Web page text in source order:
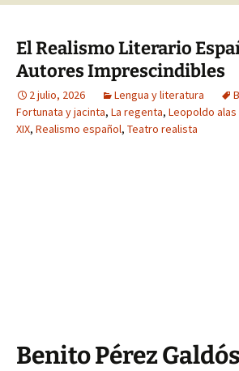
El Realismo Literario
Autores Imprescindibles
2 julio, 2026 Lengua y literatura
Fortunata y jacinta, La regenta, Leopoldo alas
XIX, Realismo español, Teatro realista
Benito Pérez